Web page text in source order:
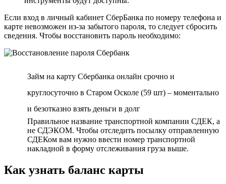
Если вход в личный кабинет СберБанка по номеру телефона и
карте невозможен из-за забытого пароля, то следует сбросить
сведения. Чтобы восстановить пароль необходимо:
Займ на карту Сбербанка онлайн срочно и
круглосуточно в Старом Осколе (59 шт) – моментально
и безотказно взять деньги в долг
Правильное название транспортной компании СДЕК, а
не СДЭКОМ. Чтобы отследить посылку отправленную
СДЕКом вам нужно ввести номер транспортной
накладной в форму отслеживания груза выше.
Как узнать баланс карты